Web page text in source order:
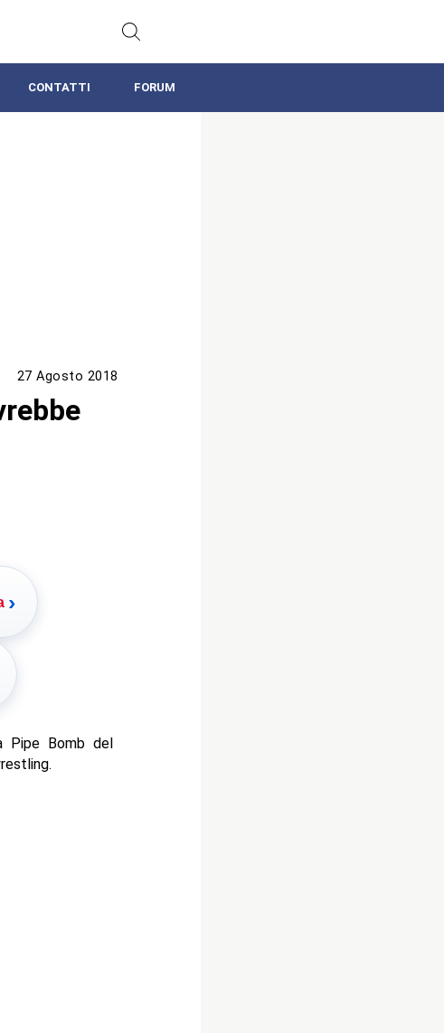
CONTATTI FORUM
27 Agosto 2018
›
Pipe Bomb del